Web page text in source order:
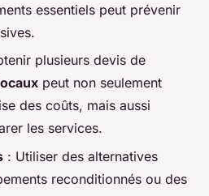
essentiels peut prévenir
plusieurs devis de
peut non seulement
des coûts, mais aussi
les services.
: Utiliser des alternatives
reconditionnés ou des